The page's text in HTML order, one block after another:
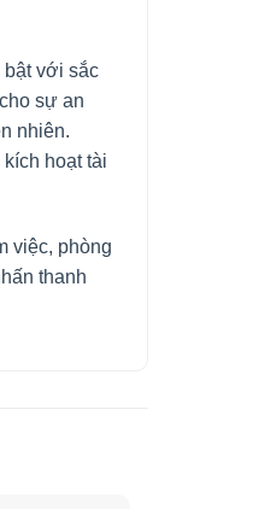
bật với sắc
sự an
nhiên.
hoạt tài
việc, phòng
thanh